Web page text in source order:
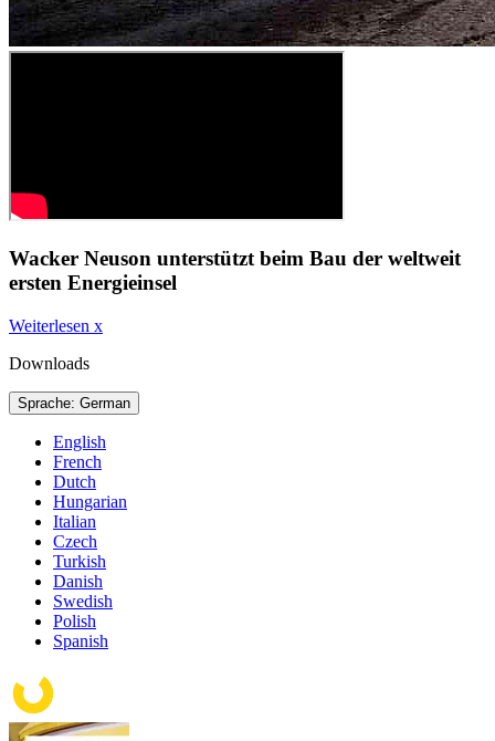
Wacker Neuson unterstützt beim Bau der weltweit
ersten Energieinsel
Weiterlesen x
Downloads
Sprache: German
English
French
Dutch
Hungarian
Italian
Czech
Turkish
Danish
Swedish
Polish
Spanish